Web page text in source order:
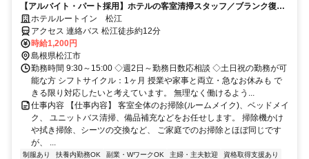
【アルバイト・パート採用】ホテルの客室清掃スタッフ／ブランク復
帰・未経験歓迎！主婦(夫)さん活躍中
ホテルルートイン 松江
アクセス 連絡バス 松江徒歩約12分
時給1,200円
島根県松江市
勤務時間 9:30～15:00 ◇週2日～勤務日数応相談 ◇土日祝の勤務が可
能な方 シフトサイクル：1ヶ月 授業や家事と両立・急なお休みも で
きる限り対応したいと考えています。 無理なく働けるよう...
仕事内容 【仕事内容】 客室全体のお掃除(ルームメイク)、ベッドメイ
ク、 ユニットバス清掃、備品補充などをお任せします。 掃除機かけ
や拭き掃除、シーツの交換など、 ご家庭でのお掃除とほぼ同じです
が、 ...
制服あり 扶養内勤務OK 副業・WワークOK 主婦・主夫歓迎
資格取得支援あり